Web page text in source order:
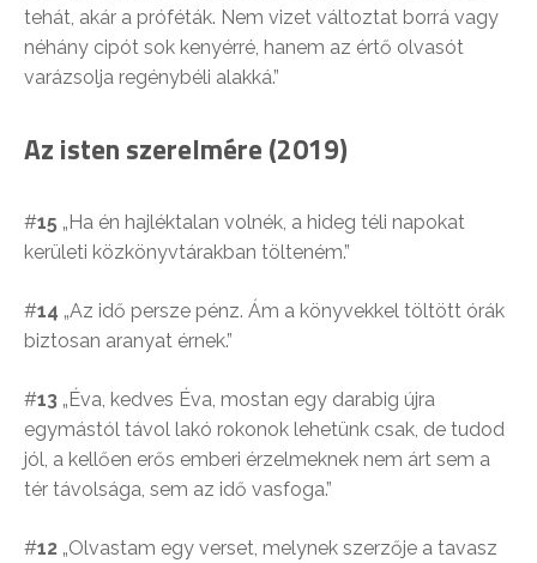
tehát, akár a próféták. Nem vizet változtat borrá vagy
néhány cipót sok kenyérré, hanem az értő olvasót
varázsolja regénybéli alakká.”
Az isten szerelmére (2019)
#15 „Ha én hajléktalan volnék, a hideg téli napokat
kerületi közkönyvtárakban tölteném.”
#14 „Az idő persze pénz. Ám a könyvekkel töltött órák
biztosan aranyat érnek.”
#13 „Éva, kedves Éva, mostan egy darabig újra
egymástól távol lakó rokonok lehetünk csak, de tudod
jól, a kellően erős emberi érzelmeknek nem árt sem a
tér távolsága, sem az idő vasfoga.”
#12 „Olvastam egy verset, melynek szerzője a tavasz